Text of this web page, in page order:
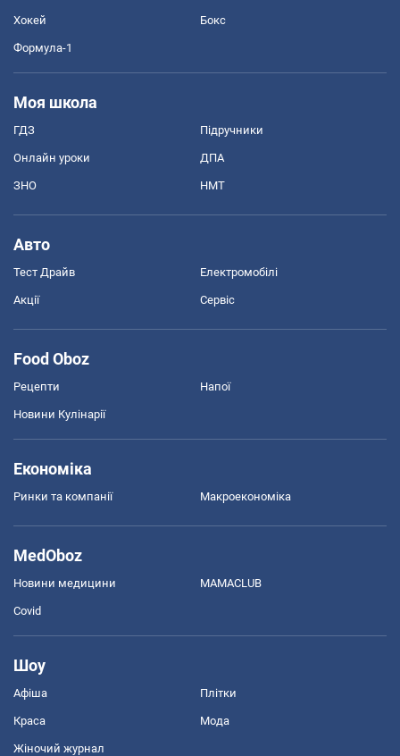
Хокей Бокс
Формула-1
Моя школа
ГДЗ Підручники
Онлайн уроки ДПА
ЗНО НМТ
Авто
Тест Драйв Електромобілі
Акції Сервіс
Food Oboz
Рецепти Напої
Новини Кулінарії
Економіка
Ринки та компанії Макроекономіка
MedOboz
Новини медицини MAMACLUB
Covid
Шоу
Афіша Плітки
Краса Мода
Жіночий журнал